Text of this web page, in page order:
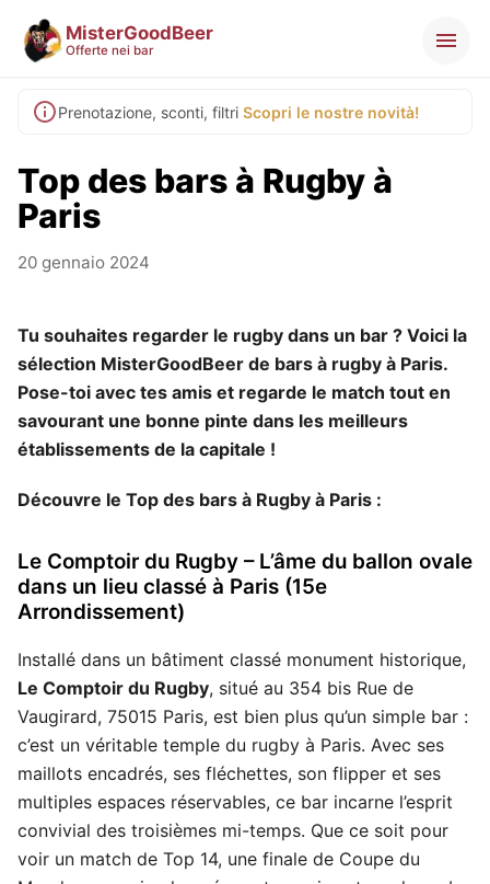
MisterGoodBeer
Offerte nei bar
Prenotazione, sconti, filtri Scopri le nostre novità!
Top des bars à Rugby à
Paris
20 gennaio 2024
Tu souhaites regarder le rugby dans un bar ? Voici la
sélection MisterGoodBeer de bars à rugby à Paris.
Pose-toi avec tes amis et regarde le match tout en
savourant une bonne pinte dans les meilleurs
établissements de la capitale !
Découvre le Top des bars à Rugby à Paris :
Le Comptoir du Rugby – L’âme du ballon ovale
dans un lieu classé à Paris (15e
Arrondissement)
Installé dans un bâtiment classé monument historique,
Le Comptoir du Rugby, situé au 354 bis Rue de
Vaugirard, 75015 Paris, est bien plus qu’un simple bar :
c’est un véritable temple du rugby à Paris. Avec ses
maillots encadrés, ses fléchettes, son flipper et ses
multiples espaces réservables, ce bar incarne l’esprit
convivial des troisièmes mi-temps. Que ce soit pour
voir un match de Top 14, une finale de Coupe du